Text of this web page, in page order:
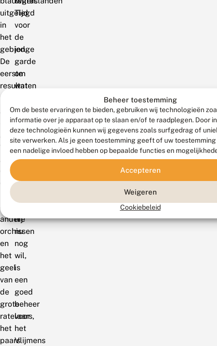
Beheer toestemming
Om de beste ervaringen te bieden, gebruiken wij technologieën
informatie over je apparaat op te slaan en/of te raadplegen. Door
deze technologieën kunnen wij gegevens zoals surfgedrag of
site verwerken. Als je geen toestemming geeft of uw
een nadelige invloed hebben op bepaalde functies en
Accepteren
Weigeren
Cookiebeleid
uitgelegd
in
het
gebied.
De
eerste
resultaten
mogen
gerust
spectaculair
genoemd
worden
getuige
duizenden
riet-
andere
orchissen
en
het
geel
van
de
grote
ratelaars,
het
paars
Tijd
voor
de
jonge
garde
om
wat
van
hem
over
nemen,
hij
hij
nu
nog
wil,
is
een
goed
beheer
voor
het
Vlijmens